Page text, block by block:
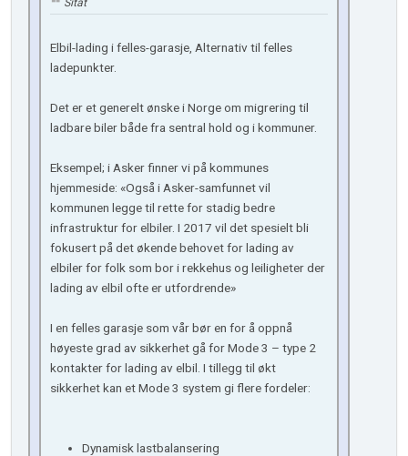
Sitat
Elbil-lading i felles-garasje, Alternativ til felles
ladepunkter.
Det er et generelt ønske i Norge om migrering til
ladbare biler både fra sentral hold og i kommuner.
Eksempel; i Asker finner vi på kommunes
hjemmeside: «Også i Asker-samfunnet vil
kommunen legge til rette for stadig bedre
infrastruktur for elbiler. I 2017 vil det spesielt bli
fokusert på det økende behovet for lading av
elbiler for folk som bor i rekkehus og leiligheter der
lading av elbil ofte er utfordrende»
I en felles garasje som vår bør en for å oppnå
høyeste grad av sikkerhet gå for Mode 3 – type 2
kontakter for lading av elbil. I tillegg til økt
sikkerhet kan et Mode 3 system gi flere fordeler:
Dynamisk lastbalansering